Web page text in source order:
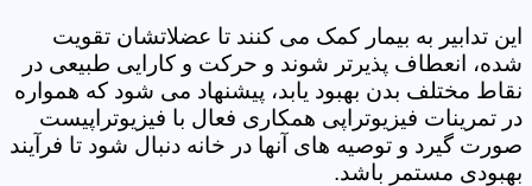
این تدابیر به بیمار کمک می کنند تا عضلاتشان تقویت
شده، انعطاف پذیرتر شوند و حرکت و کارایی طبیعی در
نقاط مختلف بدن بهبود یابد، پیشنهاد می شود که همواره
در تمرینات فیزیوتراپی همکاری فعال با فیزیوتراپیست
صورت گیرد و توصیه های آنها در خانه دنبال شود تا فرآیند
بهبودی مستمر باشد.